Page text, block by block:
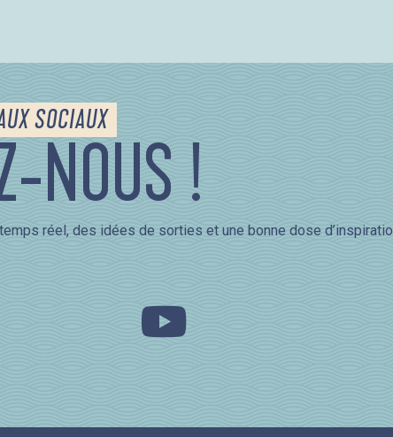
SOCIAUX
NOUS !
réel, des idées de sorties et une bonne dose